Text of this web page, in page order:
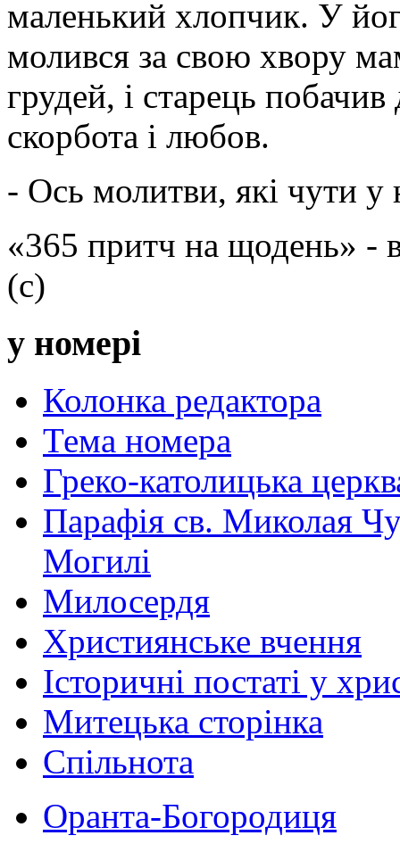
маленький хлопчик. У
молився за свою хвору
грудей, і старець
скорбота і любов.
- Ось молитви, які чути у
«365 притч на щодень» -
(с)
у номері
Колонка редактора
Тема номера
Греко-католицька
Парафія св. Миколая
Могилі
Милосердя
Християнське вчення
Історичні постаті у
Митецька сторінка
Спільнота
Оранта-Богородиця